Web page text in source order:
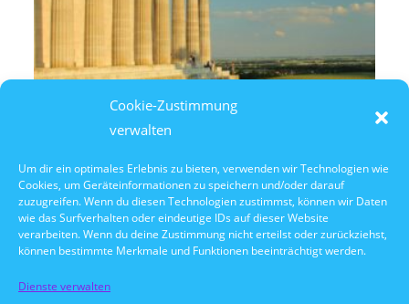
Cookie-Zustimmung
verwalten
Um dir ein optimales Erlebnis zu bieten, verwenden wir Technologien wie
Cookies, um Geräteinformationen zu speichern und/oder darauf
zuzugreifen. Wenn du diesen Technologien zustimmst, können wir Daten
wie das Surfverhalten oder eindeutige IDs auf dieser Website
verarbeiten. Wenn du deine Zustimmung nicht erteilst oder zurückziehst,
können bestimmte Merkmale und Funktionen beeinträchtigt werden.
Dienste verwalten
7. August 2026
14:30 Uhr Walhalla Schifffahrt